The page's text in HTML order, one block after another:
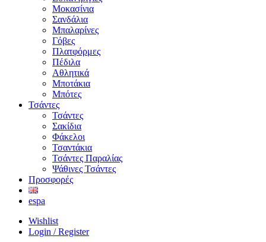
Μοκασίνια
Σανδάλια
Μπαλαρίνες
Γόβες
Πλατφόρμες
Πέδιλα
Αθλητικά
Μποτάκια
Μπότες
Τσάντες
Τσάντες
Σακίδια
Φάκελοι
Τσαντάκια
Τσάντες Παραλίας
Ψάθινες Τσάντες
Προσφορές
espa
Wishlist
Login / Register